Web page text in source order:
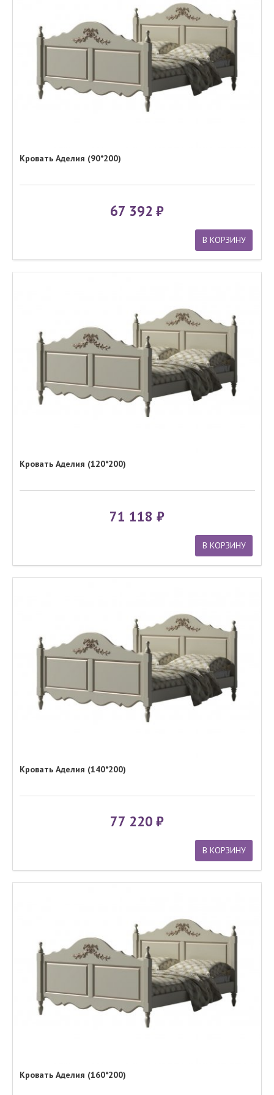
Кровать Аделия (90*200)
67 392
В КОРЗИНУ
Кровать Аделия (120*200)
71 118
В КОРЗИНУ
Кровать Аделия (140*200)
77 220
В КОРЗИНУ
Кровать Аделия (160*200)